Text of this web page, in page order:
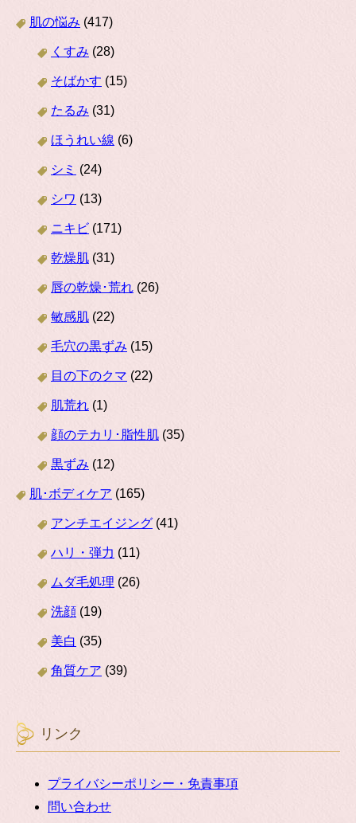
肌の悩み (417)
くすみ (28)
そばかす (15)
たるみ (31)
ほうれい線 (6)
シミ (24)
シワ (13)
ニキビ (171)
乾燥肌 (31)
唇の乾燥･荒れ (26)
敏感肌 (22)
毛穴の黒ずみ (15)
目の下のクマ (22)
肌荒れ (1)
顔のテカリ･脂性肌 (35)
黒ずみ (12)
肌･ボディケア (165)
アンチエイジング (41)
ハリ・弾力 (11)
ムダ毛処理 (26)
洗顔 (19)
美白 (35)
角質ケア (39)
リンク
プライバシーポリシー・免責事項
問い合わせ